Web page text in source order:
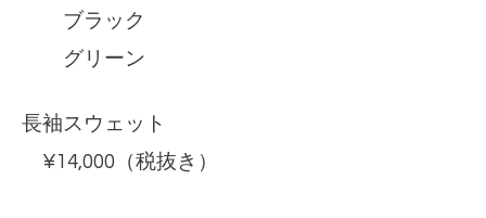
ブラック
グリーン
長袖スウェット
¥14,000（税抜き）